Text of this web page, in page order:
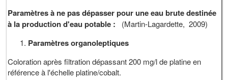
Paramètres à ne pas dépasser pour une eau brute destinée
à la production d'eau potable :
(Martin-Lagardette, 2009)
Paramètres organoleptiques
Coloration après filtration dépassant 200 mg/l de platine en
référence à l'échelle platine/cobalt.